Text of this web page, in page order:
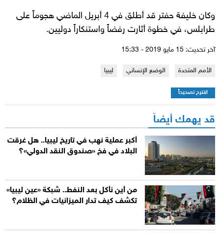
وكان خليفة حفتر قد أطلق في 4 أبريل الماضي هجوماً على
طرابلس، في خطوة أثارت رفضاً واستنكاراً دوليين.
آخر تحديث: 15 مايو 2019 - 15:33
الأمم المتحدة الوضع الإنساني ليبيا
اقترح تصحيحاً
قد يهمك أيضاً
أكبر عملية نهب في تاريخ ليبيا.. هل غرقت
البلاد في فخ «صندوق النقد الدولي»؟
من أين نأكل بعد النفط.. شبكة «عين ليبيا»
تكشف كيف تدار الميزانيات في الظلام؟